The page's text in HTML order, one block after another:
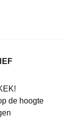
de hoogte